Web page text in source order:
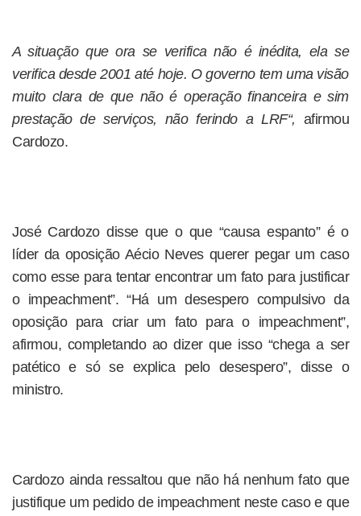
A situação que ora se verifica não é inédita, ela se
verifica desde 2001 até hoje. O governo tem uma visão
muito clara de que não é operação financeira e sim
prestação de serviços, não ferindo a LRF“, afirmou
Cardozo.
José Cardozo disse que o que “causa espanto” é o
líder da oposição Aécio Neves querer pegar um caso
como esse para tentar encontrar um fato para justificar
o impeachment”. “Há um desespero compulsivo da
oposição para criar um fato para o impeachment”,
afirmou, completando ao dizer que isso “chega a ser
patético e só se explica pelo desespero”, disse o
ministro.
Cardozo ainda ressaltou que não há nenhum fato que
justifique um pedido de impeachment neste caso e que